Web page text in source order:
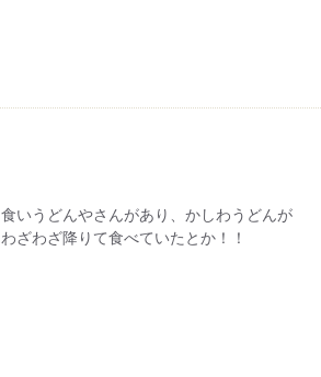
いうどんやさんがあり、かしわうどんが
ざわざ降りて食べていたとか！！